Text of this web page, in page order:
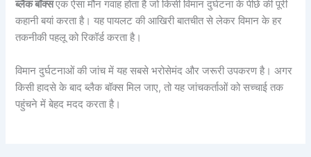
ब्लैक बॉक्सएक ऐसा मौन गवाह होता है जो किसी विमान दुर्घटना के पीछे की पूरी
कहानी बयां करता है। यह पायलट की आखिरी बातचीत से लेकर विमान के हर
तकनीकी पहलू को रिकॉर्ड करता है।
विमान दुर्घटनाओं की जांच में यह सबसे भरोसेमंद और जरूरी उपकरण है। अगर
किसी हादसे के बाद ब्लैक बॉक्स मिल जाए, तो यह जांचकर्ताओं को सच्चाई तक
पहुंचने में बेहद मदद करता है।